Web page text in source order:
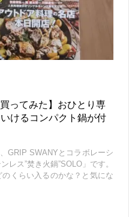
ってみた】おひとり専
けるコンパクト鍋が付
GRIP SWANYとコラボレーシ
レス”焚き火鍋”SOLO」です。
くらい入るのかな？と気にな